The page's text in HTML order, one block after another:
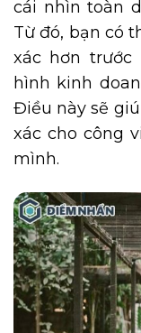
cái nhìn toàn
Từ đó, bạn có
xác hơn
hình kinh
Điều này sẽ
xác cho công
mình.